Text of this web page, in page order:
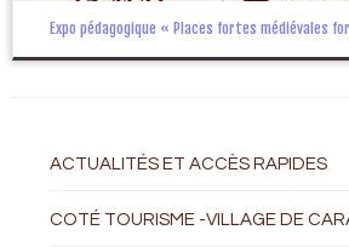
Expo pédagogique « Places fortes médiévales
ACTUALITÉS ET ACCÈS RAPIDES
COTÉ TOURISME -VILLAGE DE